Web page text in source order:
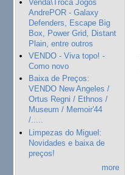
Venda\Troca Jogos
AndrePOR - Galaxy
Defenders, Escape Big
Box, Power Grid, Distant
Plain, entre outros
VENDO - Viva topo! -
Como novo
Baixa de Preços:
VENDO New Angeles /
Ortus Regni / Ethnos /
Museum / Memoir'44
/.....
Limpezas do Miguel:
Novidades e baixa de
preços!
more